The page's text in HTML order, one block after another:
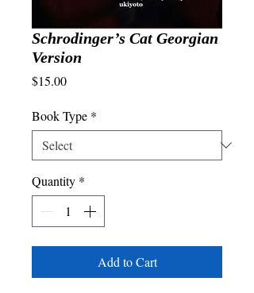
Schrodinger’s Cat Georgian
Version
$15.00Price
Book Type *
Quantity *
Add to Cart